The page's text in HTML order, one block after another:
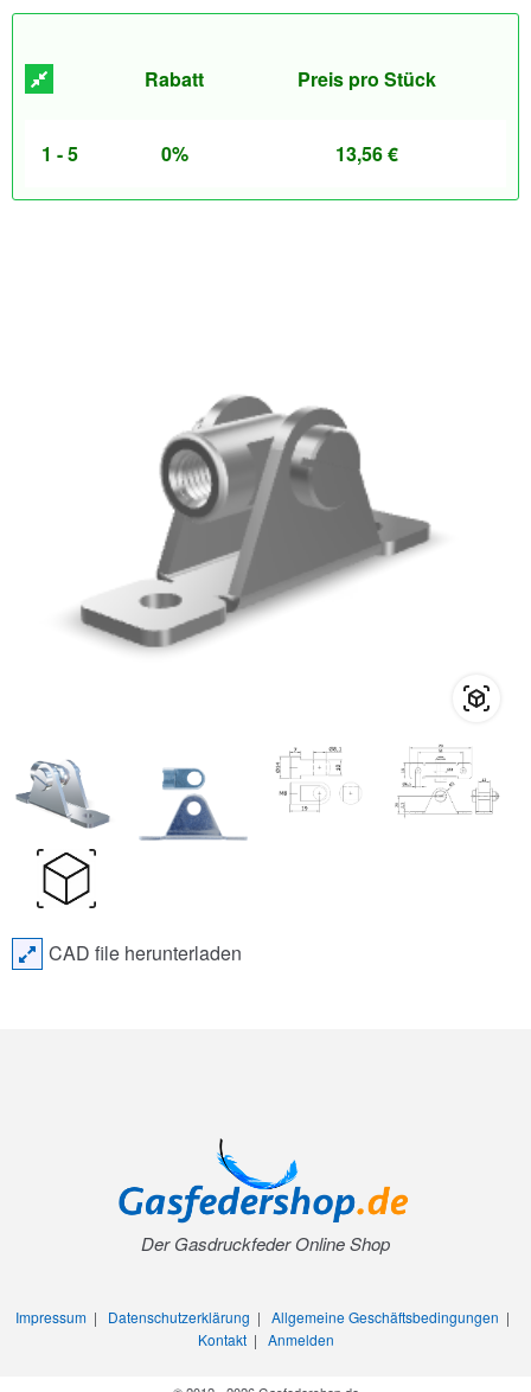
Rabatt Preis pro Stück
1 - 5 0% 13,56€
CAD file herunterladen
Der Gasdruckfeder Online Shop
Impressum| Datenschutzerklärung | Allgemeine Geschäftsbedingungen |
Kontakt| Anmelden